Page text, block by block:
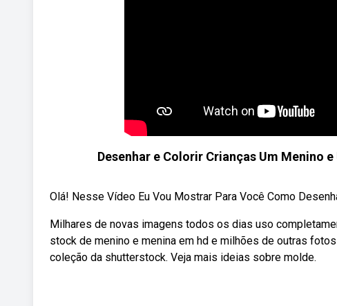
Desenhar e Colorir Crianças Um Menino
Olá! Nesse Vídeo Eu Vou Mostrar Para Você Como
Milhares de novas imagens todos os dias uso
stock de menino e menina em hd e milhões de outras
coleção da shutterstock. Veja mais ideias sobre molde.